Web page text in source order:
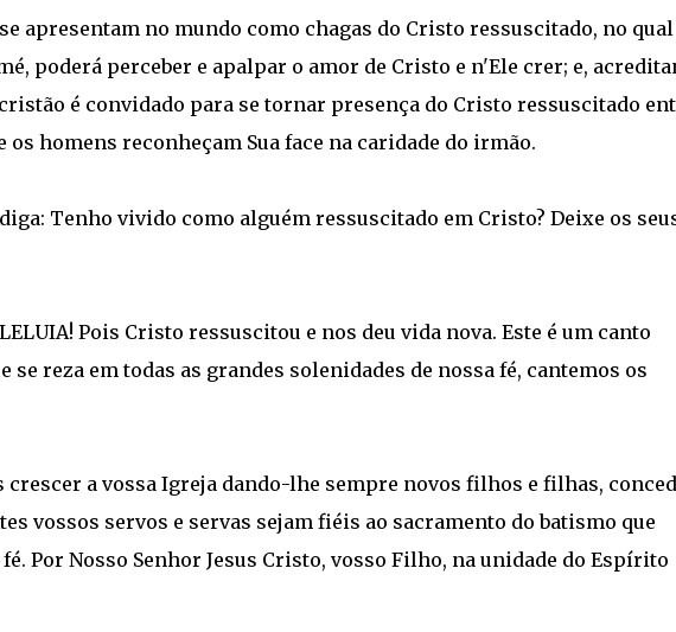
apresentam no mundo como chagas do Cristo ressuscitado, no qual
poderá perceber e apalpar o amor de Cristo e n'Ele crer; e,
é convidado para se tornar presença do Cristo ressuscitado
os homens reconheçam Sua face na caridade do irmão.
Tenho vivido como alguém ressuscitado em Cristo? Deixe os
Pois Cristo ressuscitou e nos deu vida nova. Este é um canto
reza em todas as grandes solenidades de nossa fé, cantemos os
crescer a vossa Igreja dando-lhe sempre novos filhos e filhas,
vossos servos e servas sejam fiéis ao sacramento do batismo que
Por Nosso Senhor Jesus Cristo, vosso Filho, na unidade do Espírito